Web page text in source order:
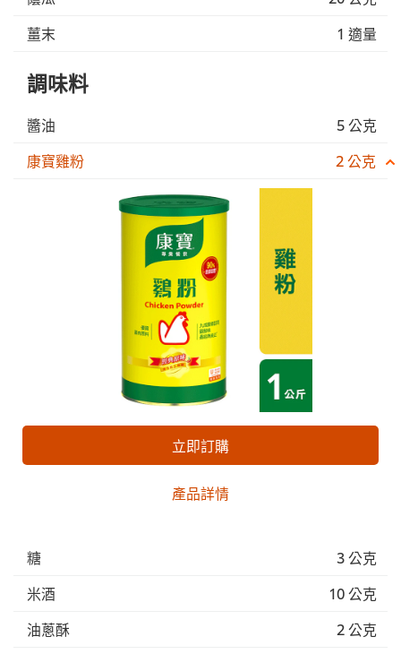
薑末
1 適量
調味料
醬油
5 公克
康寶雞粉
2 公克
立即訂購
產品詳情
糖
3 公克
米酒
10 公克
油蔥酥
2 公克